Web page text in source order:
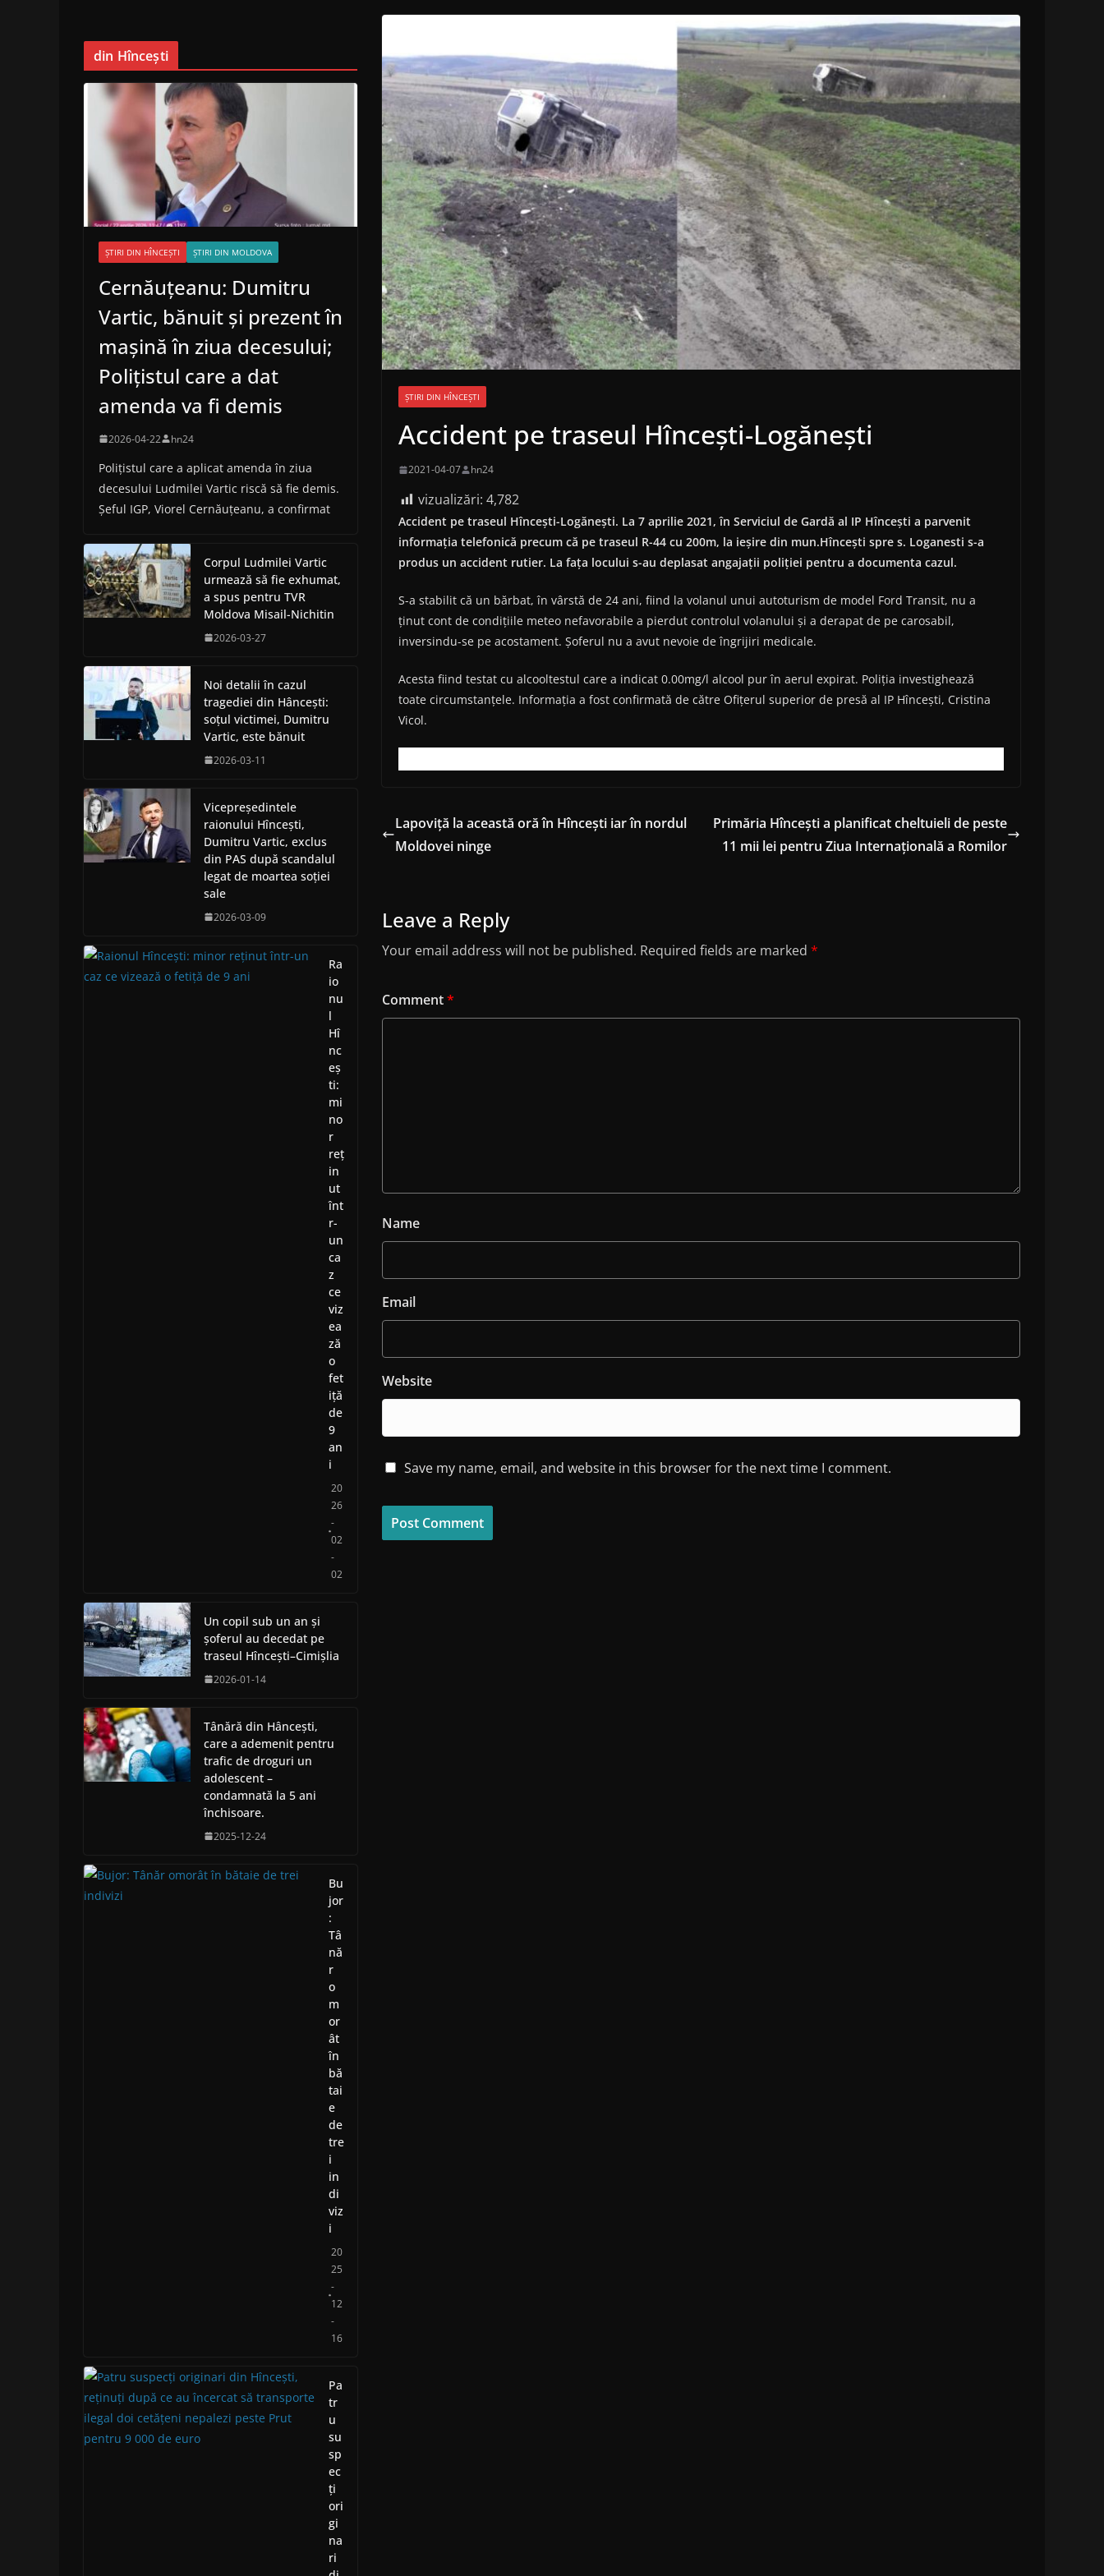
ȘTIRI DIN HÎNCEȘTI
Accident pe traseul Hîncești-Logănești
2021-04-07 hn24
vizualizări: 4,782
Accident pe traseul Hîncești-Logănești. La 7 aprilie 2021, în Serviciul de Gardă al IP Hîncești a parvenit
informația telefonică precum că pe traseul R-44 cu 200m, la ieșire din mun.Hîncești spre s. Loganesti s-a
produs un accident rutier. La fața locului s-au deplasat angajații poliției pentru a documenta cazul.
S-a stabilit că un bărbat, în vârstă de 24 ani, fiind la volanul unui autoturism de model Ford Transit, nu a
ținut cont de condițiile meteo nefavorabile a pierdut controlul volanului și a derapat de pe carosabil,
inversindu-se pe acostament. Șoferul nu a avut nevoie de îngrijiri medicale.
Acesta fiind testat cu alcooltestul care a indicat 0.00mg/l alcool pur în aerul expirat. Poliția investighează
toate circumstanțele. Informația a fost confirmată de către Ofițerul superior de presă al IP Hîncești, Cristina
Vicol.
Lapoviță la această oră în Hîncești iar în nordul
Moldovei ninge
Primăria Hîncești a planificat cheltuieli de peste
11 mii lei pentru Ziua Internațională a Romilor
Leave a Reply
Your email address will not be published. Required fields are marked *
Comment*
Name
Email
Website
Save my name, email, and website in this browser for the next time I comment.
din Hîncești
ȘTIRI DIN HÎNCEȘTI ȘTIRI DIN MOLDOVA
Cernăuțeanu: Dumitru
Vartic, bănuit și prezent în
mașină în ziua decesului;
Polițistul care a dat
amenda va fi demis
2026-04-22 hn24
Polițistul care a aplicat amenda în ziua
decesului Ludmilei Vartic riscă să fie demis.
Șeful IGP, Viorel Cernăuțeanu, a confirmat
Corpul Ludmilei Vartic
urmează să fie exhumat,
a spus pentru TVR
Moldova Misail-Nichitin
2026-03-27
Noi detalii în cazul
tragediei din Hâncești:
soțul victimei, Dumitru
Vartic, este bănuit
2026-03-11
Vicepreședintele
raionului Hîncești,
Dumitru Vartic, exclus
din PAS după scandalul
legat de moartea soției
sale
2026-03-09
Ra
io
nu
l
Hî
nc
eș
ti:
mi
no
r
reț
in
ut
înt
r-
un
ca
z
ce
viz
ea
ză
o
fet
iță
de
9
an
i
20
26
-
02
-
02
Un copil sub un an și
șoferul au decedat pe
traseul Hîncești–Cimișlia
2026-01-14
Tânără din Hâncești,
care a ademenit pentru
trafic de droguri un
adolescent –
condamnată la 5 ani
închisoare.
2025-12-24
Bu
jor
:
Tâ
nă
r
o
m
or
ât
în
bă
tai
e
de
tre
i
in
di
viz
i
20
25
-
12
-
16
Pa
tr
u
su
sp
ec
ți
ori
gi
na
ri